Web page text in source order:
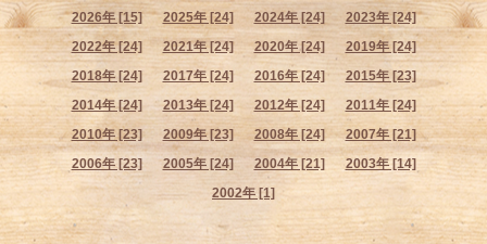
2026年 [15] 2025年 [24] 2024年 [24]
2023年 [24]
2022年 [24]
2021年 [24] 2020年 [24]
2019年 [24]
2018年 [24]
2017年 [24] 2016年 [24]
2015年 [23]
2014年 [24]
2013年 [24] 2012年 [24]
2011年 [24]
2010年 [23]
2009年 [23] 2008年 [24]
2007年 [21]
2006年 [23]
2005年 [24] 2004年 [21]
2003年 [14]
2002年 [1]